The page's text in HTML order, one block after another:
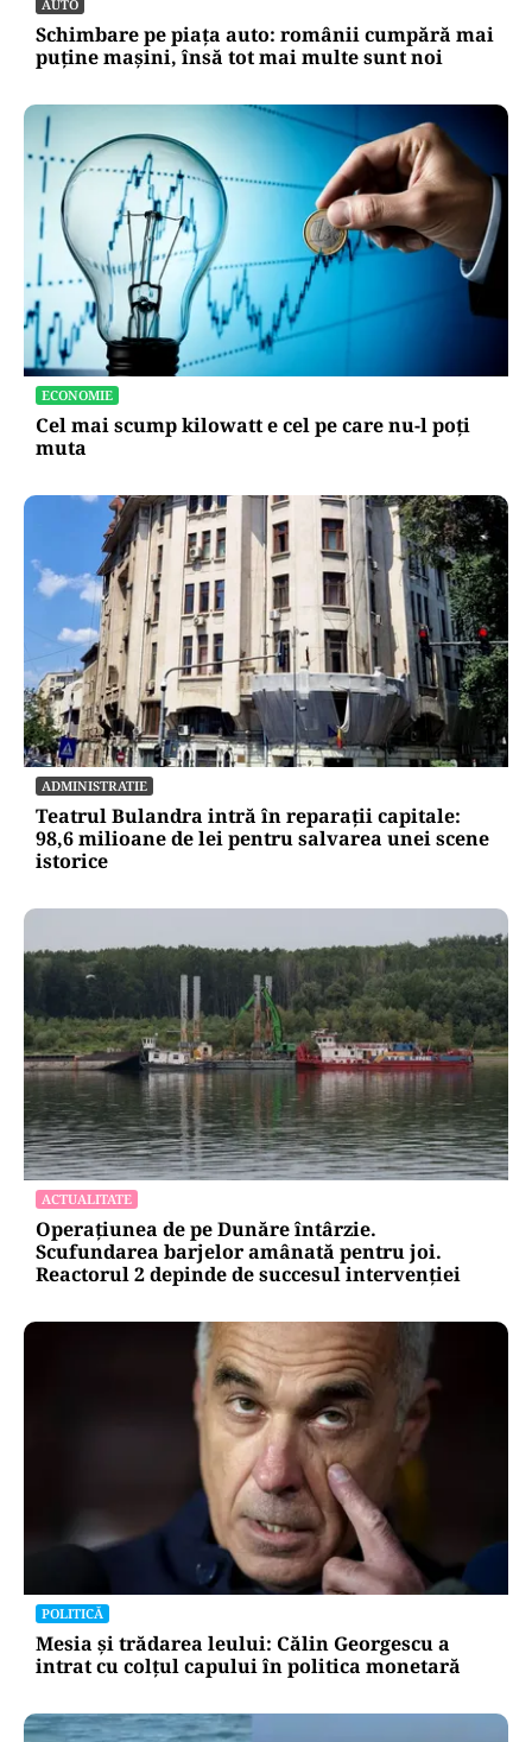
România
AUTO
Schimbare pe piața auto: românii cumpără mai
puține mașini, însă tot mai multe sunt noi
ECONOMIE
Cel mai scump kilowatt e cel pe care nu-l poți
muta
ADMINISTRATIE
Teatrul Bulandra intră în reparații capitale:
98,6 milioane de lei pentru salvarea unei scene
istorice
ACTUALITATE
Operațiunea de pe Dunăre întârzie.
Scufundarea barjelor amânată pentru joi.
Reactorul 2 depinde de succesul intervenției